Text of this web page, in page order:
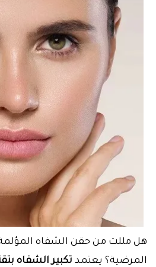
هل مللت من حقن الشفاه المؤلمة
المرضية؟ يعتمد تكبير الشفاه